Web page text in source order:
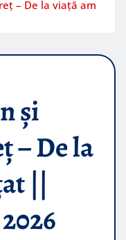
– De la viață am
și
– De la
||